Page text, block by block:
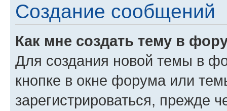
Создание сообщений
Как мне создать тему в
Для создания новой темы в
кнопке в окне форума или
зарегистрироваться, прежде